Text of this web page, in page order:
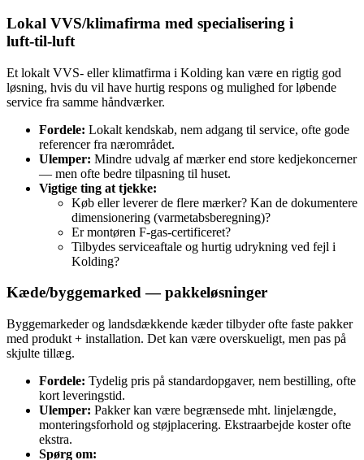
Lokal VVS/klimafirma med specialisering i
luft‑til‑luft
Et lokalt VVS‑ eller klimatfirma i Kolding kan være en rigtig god
løsning, hvis du vil have hurtig respons og mulighed for løbende
service fra samme håndværker.
Fordele: Lokalt kendskab, nem adgang til service, ofte gode
referencer fra nærområdet.
Ulemper: Mindre udvalg af mærker end store kedjekoncerner
— men ofte bedre tilpasning til huset.
Vigtige ting at tjekke:
Køb eller leverer de flere mærker? Kan de dokumentere
dimensionering (varmetabsberegning)?
Er montøren F‑gas‑certificeret?
Tilbydes serviceaftale og hurtig udrykning ved fejl i
Kolding?
Kæde/byggemarked — pakkeløsninger
Byggemarkeder og landsdækkende kæder tilbyder ofte faste pakker
med produkt + installation. Det kan være overskueligt, men pas på
skjulte tillæg.
Fordele: Tydelig pris på standardopgaver, nem bestilling, ofte
kort leveringstid.
Ulemper: Pakker kan være begrænsede mht. linjelængde,
monteringsforhold og støjplacering. Ekstraarbejde koster ofte
ekstra.
Spørg om: